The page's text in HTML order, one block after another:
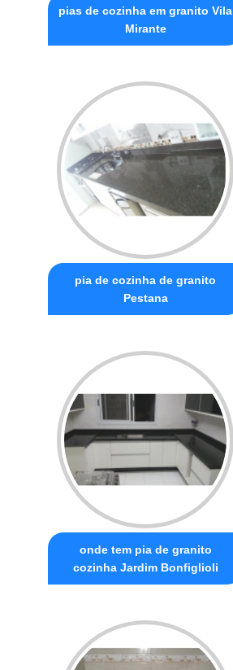
pias de cozinha em granito Vila
Mirante
pia de cozinha de granito
Pestana
onde tem pia de granito
cozinha Jardim Bonfiglioli